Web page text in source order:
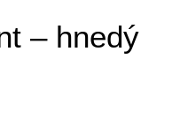
– hnedý